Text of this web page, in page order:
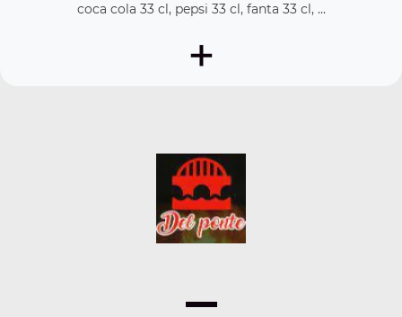
coca cola 33 cl, pepsi 33 cl, fanta 33 cl, ...
+